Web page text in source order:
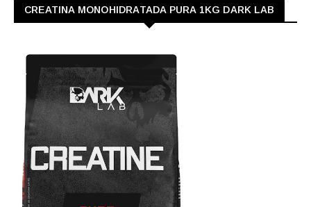
CREATINA MONOHIDRATADA PURA 1KG DARK LAB